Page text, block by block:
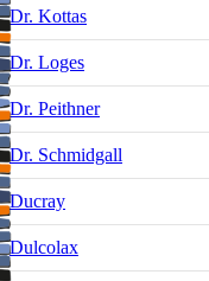
Dr. Kottas
Dr. Loges
Dr. Peithner
Dr. Schmidgall
Ducray
Dulcolax